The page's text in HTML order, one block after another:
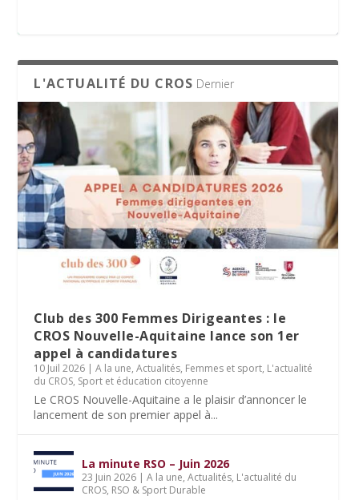
Parité dans les instances sportives : le
CROS Nouvelle-Aquitaine présente les
résultats de son enquête régionale.
Le Village des Sports 2026 : dix jours de
partage et d’engagement
La minute RSO – Mai 2026
SPORT DATING 2026 : une matinée dédiée
à l’emploi et aux métiers du sport
L'ACTUALITÉ DU CROS Dernier
Club des 300 Femmes Dirigeantes : le
CROS Nouvelle-Aquitaine lance son 1er
appel à candidatures
10 Juil 2026 |A la une,Actualités, Femmes et sport, L'actualité
du CROS, Sport et éducation citoyenne
Le CROS Nouvelle-Aquitaine a le plaisir d’annoncer le
lancement de son premier appel à...
La minute RSO – Juin 2026
23 Juin 2026 |A la une,Actualités, L'actualité du
CROS, RSO & Sport Durable